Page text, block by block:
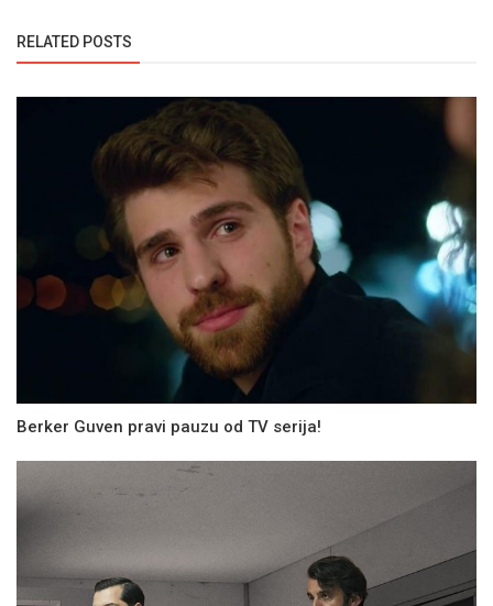
RELATED POSTS
Berker Guven pravi pauzu od TV serija!